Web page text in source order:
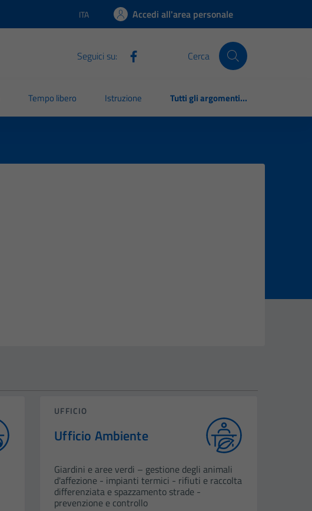
Lingua attiva:
ITA Accedi all'area personale
Seguici su: Cerca
Tempo libero Istruzione Tutti gli argomenti...
UFFICIO
Ufficio Ambiente
Giardini e aree verdi – gestione degli animali
d'affezione - impianti termici - rifiuti e raccolta
differenziata e spazzamento strade -
prevenzione e controllo